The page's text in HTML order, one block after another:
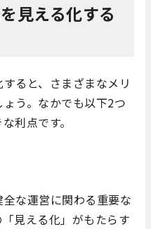
見える化する
ると、さまざまなメリ
う。なかでも以下2つ
利点です。
な運営に関わる重要な
見える化」がもたらす